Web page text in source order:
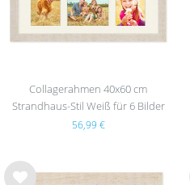
Collagerahmen 40x60 cm
Strandhaus-Stil Weiß für 6 Bilder
56,99 €